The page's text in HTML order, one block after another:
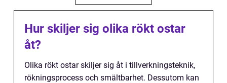
Hur skiljer sig olika rökt ostar
åt?
Olika rökt ostar skiljer sig åt i tillverkningsteknik,
rökningsprocess och smältbarhet. Dessutom kan